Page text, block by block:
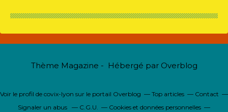
Thème Magazine - Hébergé par Overblog
Voir le profil de covix-lyon sur le portail Overblog Top articles
Contact
Signaler un abus
C.G.U. Cookies et données personnelles